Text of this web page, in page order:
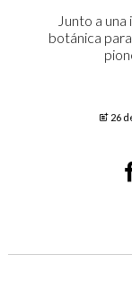
Junto a
botánica
26